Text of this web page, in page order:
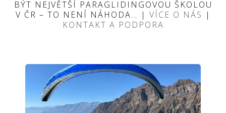
BÝT NEJVĚTŠÍ PARAGLIDINGOVOU ŠKOLOU
V ČR – TO NENÍ NÁHODA… | VÍCE O NÁS |
KONTAKT A PODPORA